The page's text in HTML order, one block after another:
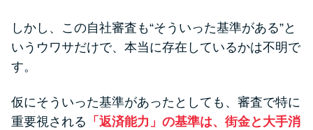
しかし、この自社審査も“そういった基準がある”と
いうウワサだけで、本当に存在しているかは不明で
す。
仮にそういった基準があったとしても、審査で特に
重要視される 「返済能力」の基準は、街金と大手消